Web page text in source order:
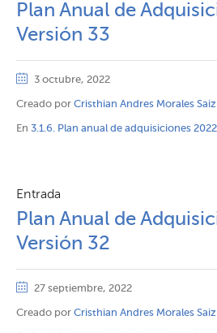
Plan Anual de
Versión 33
3 octubre, 2022
Creado por Cristhian Andres Morales Saiz
En 3.1.6. Plan anual de adquisiciones 2022
Entrada
Plan Anual de
Versión 32
27 septiembre, 2022
Creado por Cristhian Andres Morales Saiz